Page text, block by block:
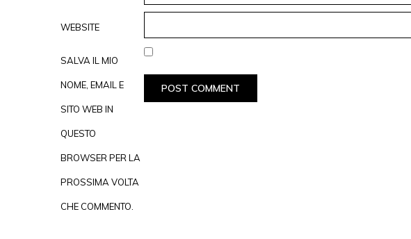
WEBSITE
SALVA IL MIO
NOME, EMAIL E
SITO WEB IN
QUESTO
BROWSER PER LA
PROSSIMA VOLTA
CHE COMMENTO.